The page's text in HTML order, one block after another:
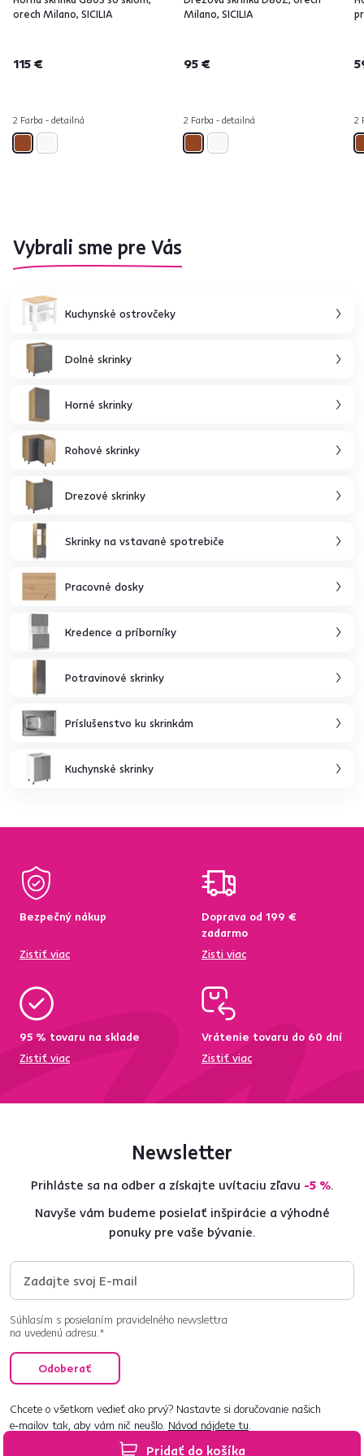
Pridať do košíka
orech Milano, SICILIA
115 €
2 Farba - detailná
Milano, SICILIA
95 €
2 Farba - detailná 2
Vybrali sme pre Vás
Kuchynské ostrovčeky
Dolné skrinky
Horné skrinky
Rohové skrinky
Drezové skrinky
Skrinky na vstavané spotrebiče
Pracovné dosky
Kredence a príborníky
Potravinové skrinky
Príslušenstvo ku skrinkám
Kuchynské skrinky
Bezpečný nákup
Zistiť viac
Doprava od 199 €
zadarmo
Zisti viac
95 % tovaru na sklade
Zistiť viac
Vrátenie tovaru do 60 dní
Zistiť viac
Newsletter
Prihláste sa na odber a získajte uvítaciu zľavu -5 %.
Navyše vám budeme posielať inšpirácie a výhodné
ponuky pre vaše bývanie.
Súhlasím s posielaním pravidelného newslettra
na uvedenú adresu.*
Odoberať
Chcete o všetkom vedieť ako prvý? Nastavte si doručovanie našich
e‑mailov tak, aby vám nič neušlo. Návod nájdete tu.